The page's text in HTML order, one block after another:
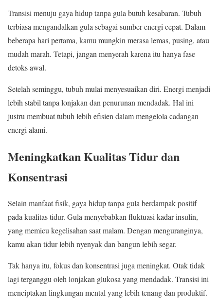
Transisi menuju gaya hidup tanpa gula butuh kesabaran. Tubuh
terbiasa mengandalkan gula sebagai sumber energi cepat. Dalam
beberapa hari pertama, kamu mungkin merasa lemas, pusing, atau
mudah marah. Tetapi, jangan menyerah karena itu hanya fase
detoks awal.
Setelah seminggu, tubuh mulai menyesuaikan diri. Energi menjadi
lebih stabil tanpa lonjakan dan penurunan mendadak. Hal ini
justru membuat tubuh lebih efisien dalam mengelola cadangan
energi alami.
Meningkatkan Kualitas Tidur dan
Konsentrasi
Selain manfaat fisik, gaya hidup tanpa gula berdampak positif
pada kualitas tidur. Gula menyebabkan fluktuasi kadar insulin,
yang memicu kegelisahan saat malam. Dengan menguranginya,
kamu akan tidur lebih nyenyak dan bangun lebih segar.
Tak hanya itu, fokus dan konsentrasi juga meningkat. Otak tidak
lagi terganggu oleh lonjakan glukosa yang mendadak. Transisi ini
menciptakan lingkungan mental yang lebih tenang dan produktif.